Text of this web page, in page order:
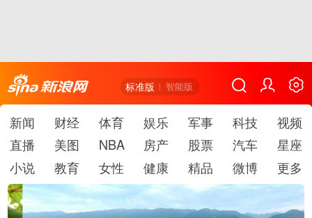
标准版 智能版
新闻 财经 体育 娱乐 军事 科技
视频
直播
美图 NBA 房产 股票 汽车
星座
小说
教育 女性 健康 精品 微博 更多